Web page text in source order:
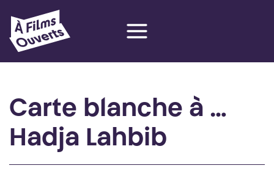
contenu
Carte blanche à …
Hadja Lahbib